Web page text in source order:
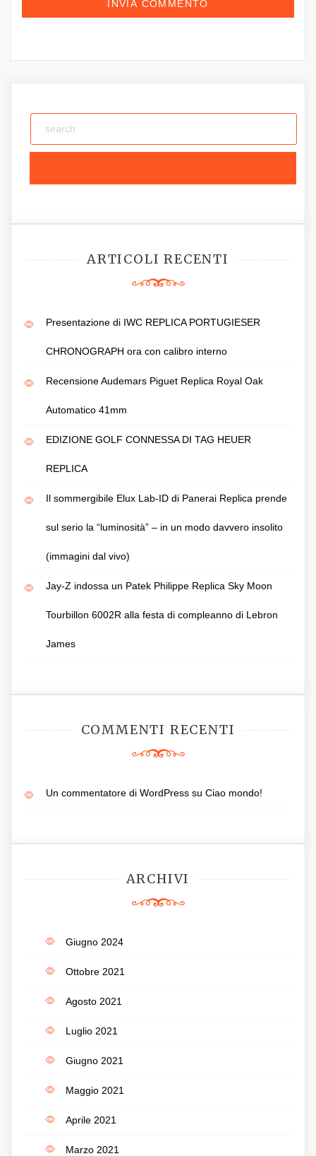
ARTICOLI RECENTI
Presentazione di IWC REPLICA PORTUGIESER
CHRONOGRAPH ora con calibro interno
Recensione Audemars Piguet Replica Royal Oak
Automatico 41mm
EDIZIONE GOLF CONNESSA DI TAG HEUER
REPLICA
Il sommergibile Elux Lab-ID di Panerai Replica prende
sul serio la “luminosità” – in un modo davvero insolito
(immagini dal vivo)
Jay-Z indossa un Patek Philippe Replica Sky Moon
Tourbillon 6002R alla festa di compleanno di Lebron
James
COMMENTI RECENTI
Un commentatore di WordPress su Ciao mondo!
ARCHIVI
Giugno 2024
Ottobre 2021
Agosto 2021
Luglio 2021
Giugno 2021
Maggio 2021
Aprile 2021
Marzo 2021